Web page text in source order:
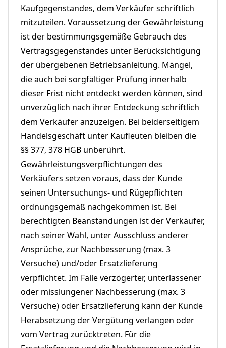
Kaufgegenstandes, dem Verkäufer schriftlich
mitzuteilen. Voraussetzung der Gewährleistung
ist der bestimmungsgemäße Gebrauch des
Vertragsgegenstandes unter Berücksichtigung
der übergebenen Betriebsanleitung. Mängel,
die auch bei sorgfältiger Prüfung innerhalb
dieser Frist nicht entdeckt werden können, sind
unverzüglich nach ihrer Entdeckung schriftlich
dem Verkäufer anzuzeigen. Bei beiderseitigem
Handelsgeschäft unter Kaufleuten bleiben die
§§ 377, 378 HGB unberührt.
Gewährleistungsverpflichtungen des
Verkäufers setzen voraus, dass der Kunde
seinen Untersuchungs- und Rügepflichten
ordnungsgemäß nachgekommen ist. Bei
berechtigten Beanstandungen ist der Verkäufer,
nach seiner Wahl, unter Ausschluss anderer
Ansprüche, zur Nachbesserung (max. 3
Versuche) und/oder Ersatzlieferung
verpflichtet. Im Falle verzögerter, unterlassener
oder misslungener Nachbesserung (max. 3
Versuche) oder Ersatzlieferung kann der Kunde
Herabsetzung der Vergütung verlangen oder
vom Vertrag zurücktreten. Für die